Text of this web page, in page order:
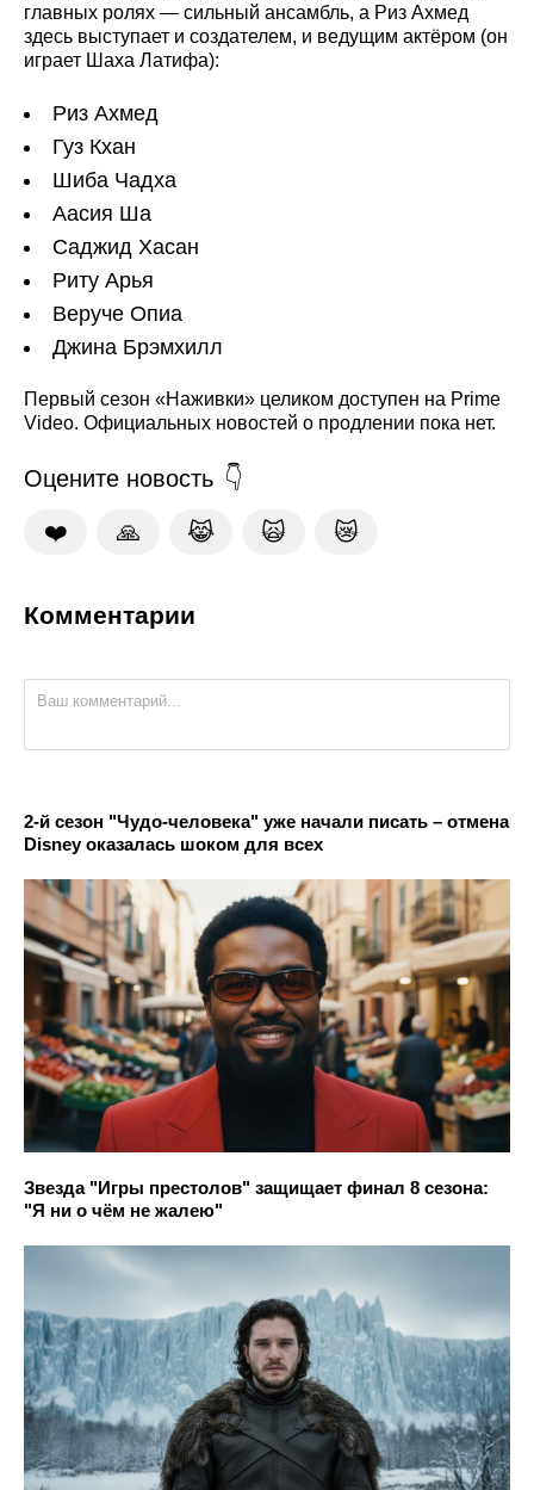
главных ролях — сильный ансамбль, а Риз Ахмед
здесь выступает и создателем, и ведущим актёром (он
играет Шаха Латифа):
Риз Ахмед
Гуз Кхан
Шиба Чадха
Аасия Ша
Саджид Хасан
Риту Арья
Веруче Опиа
Джина Брэмхилл
Первый сезон «Наживки» целиком доступен на Prime
Video. Официальных новостей о продлении пока нет.
Оцените новость
❤️ 🙏 😹 🙀 😿
Комментарии
2-й сезон "Чудо-человека" уже начали писать – отмена
Disney оказалась шоком для всех
Звезда "Игры престолов" защищает финал 8 сезона:
"Я ни о чём не жалею"